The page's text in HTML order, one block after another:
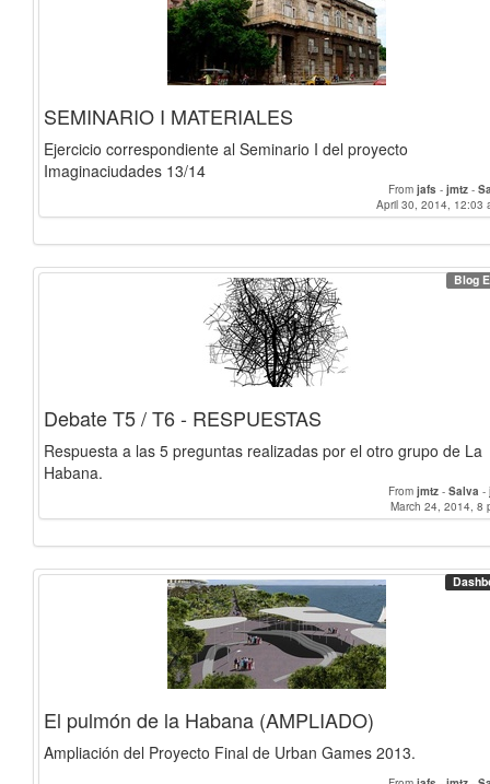
SEMINARIO I MATERIALES
Ejercicio correspondiente al Seminario I del proyecto
Imaginaciudades 13/14
From jafs - jmtz -
April 30, 2014, 12:03
Blog
Debate T5 / T6 - RESPUESTAS
Respuesta a las 5 preguntas realizadas por el otro grupo de La
Habana.
From jmtz - Salva -
March 24, 2014, 8
El pulmón de la Habana (AMPLIADO)
Ampliación del Proyecto Final de Urban Games 2013.